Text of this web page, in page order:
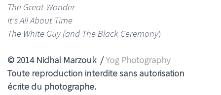
The Great Wonder
It's All About Time
The White Guy (and The Black Ceremony)
© 2014 Nidhal Marzouk /Yog Photography
Toute reproduction interdite sans autorisation
écrite du photographe.